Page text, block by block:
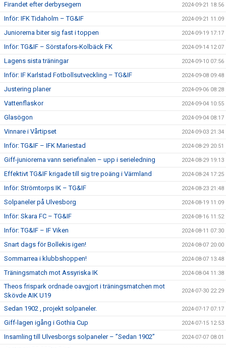
Firandet efter derbysegern 2024-09-21 18:56
Inför: IFK Tidaholm – TG&IF 2024-09-21 11:09
Juniorerna biter sig fast i toppen 2024-09-19 17:17
Inför: TG&IF – Sörstafors-Kolbäck FK 2024-09-14 12:07
Lagens sista träningar 2024-09-10 07:56
Inför: IF Karlstad Fotbollsutveckling – TG&IF 2024-09-08 09:48
Justering planer 2024-09-06 08:28
Vattenflaskor 2024-09-04 10:55
Glasögon 2024-09-04 08:17
Vinnare i Vårtipset 2024-09-03 21:34
Inför: TG&IF – IFK Mariestad 2024-08-29 20:51
Giff-juniorerna vann seriefinalen – upp i serieledning 2024-08-29 19:13
Effektivt TG&IF krigade till sig tre poäng i Värmland 2024-08-24 17:25
Inför: Strömtorps IK – TG&IF 2024-08-23 21:48
Solpaneler på Ulvesborg 2024-08-19 11:09
Inför: Skara FC – TG&IF 2024-08-16 11:52
Inför: TG&IF – IF Viken 2024-08-11 07:30
Snart dags för Bollekis igen! 2024-08-07 20:00
Sommarrea i klubbshoppen! 2024-08-07 13:48
Träningsmatch mot Assyriska IK 2024-08-04 11:38
Theos frispark ordnade oavgjort i träningsmatchen mot
Skövde AIK U19
2024-07-30 22:29
Sedan 1902 , projekt solpaneler. 2024-07-17 07:17
Giff-lagen igång i Gothia Cup 2024-07-15 12:53
Insamling till Ulvesborgs solpaneler – ”Sedan 1902” 2024-07-07 08:01